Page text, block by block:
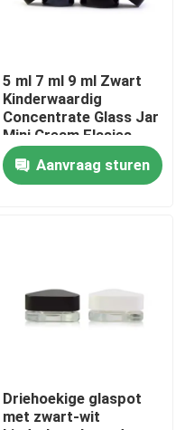
5 ml 7 ml 9 ml Zwart
Kinderwaardig
Concentrate Glass Jar
Mini Cream Flasjes
Cosmetische Zwarte
Containers potten met
deksel
Aanvraag sturen
Driehoekige glaspot
met zwart-wit